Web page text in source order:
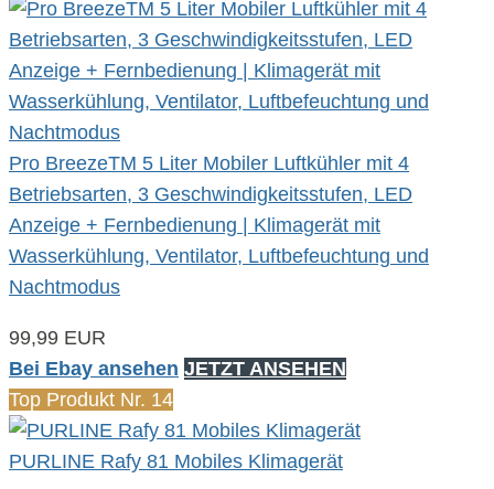
Pro BreezeTM 5 Liter Mobiler Luftkühler mit 4
Betriebsarten, 3 Geschwindigkeitsstufen, LED
Anzeige + Fernbedienung | Klimagerät mit
Wasserkühlung, Ventilator, Luftbefeuchtung und
Nachtmodus
99,99 EUR
Bei Ebay ansehen JETZT ANSEHEN
Top Produkt Nr. 14
PURLINE Rafy 81 Mobiles Klimagerät